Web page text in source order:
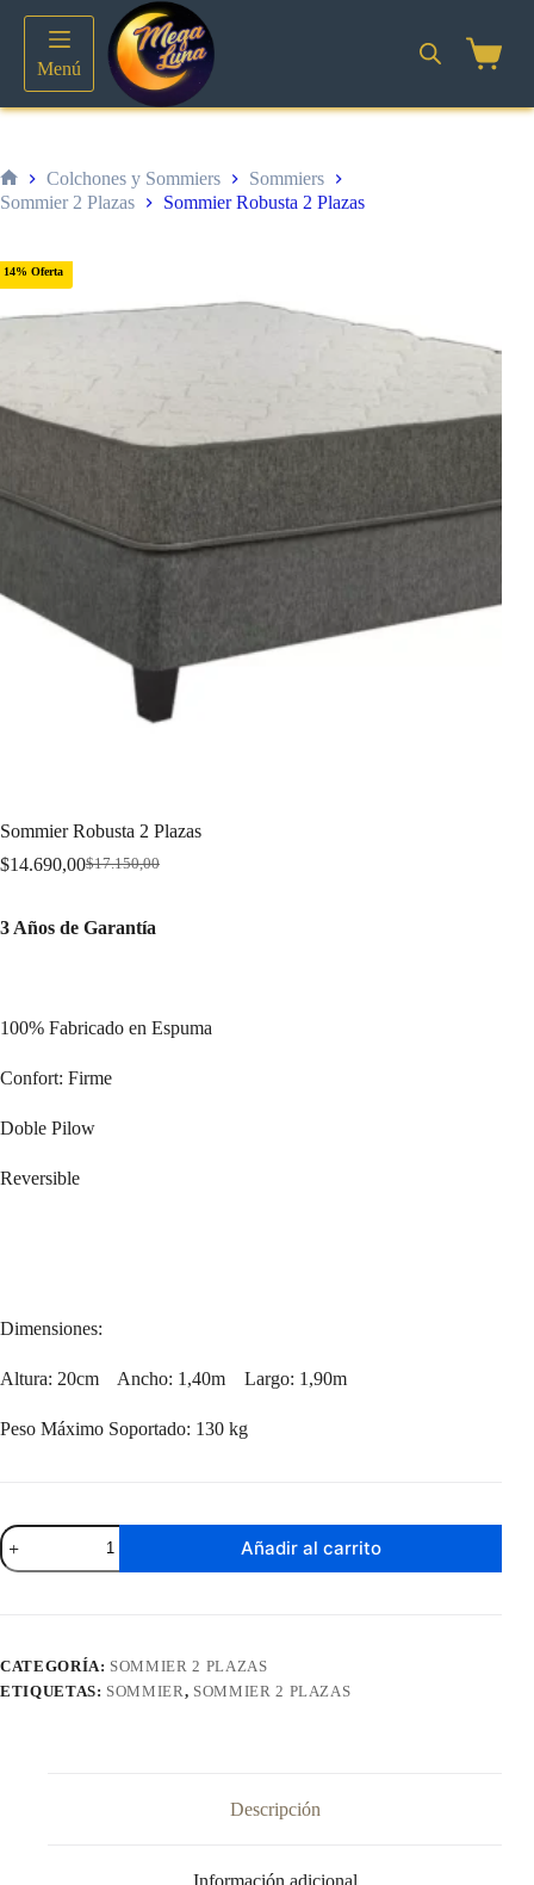
contenido
Menú
Inicio
Colchones y Sommiers
Sommiers
Sommier 2 Plazas
Sommier Robusta 2 Plazas
14% Oferta
Sommier Robusta 2 Plazas
$17.150,00
Original
$17.150,00.
$14.690,00Current
$14.690,00.
3 Años de Garantía
100% Fabricado en Espuma
Confort: Firme
Doble Pilow
Reversible
Dimensiones:
Altura: 20cm Ancho: 1,40m Largo: 1,90m
Peso Máximo Soportado: 130 kg
Sommier
Robusta
2
Añadir al carrito
CATEGORÍA: SOMMIER 2 PLAZAS
ETIQUETAS: SOMMIER, SOMMIER 2 PLAZAS
Descripción